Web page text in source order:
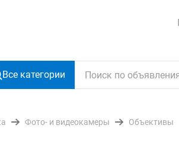
Все категории
Фото- и видеокамеры Объективы